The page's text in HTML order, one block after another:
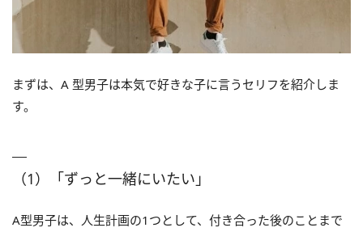
まずは、A 型男子は本気で好きな子に言うセリフを紹介しま
す。
（1）「ずっと一緒にいたい」
A型男子は、人生計画の1つとして、付き合った後のことまで